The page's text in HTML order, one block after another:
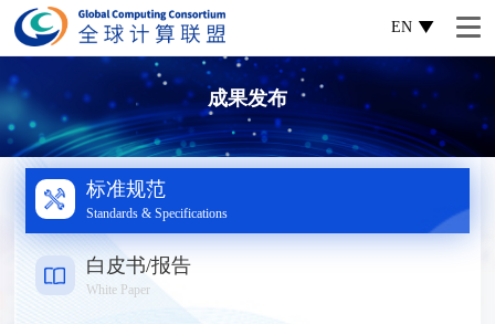
EN
成果发布
标准规范
Standards & Specifications
白皮书/报告
White Paper